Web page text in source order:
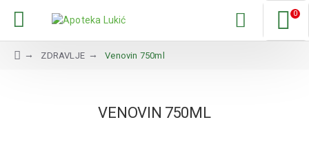
0
ZDRAVLJE Venovin 750ml
VENOVIN 750ML